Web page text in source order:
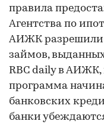
правила
Агентства по
АИЖК разрешили
займов,
RBC daily в АИЖК,
программа
банковских
банки